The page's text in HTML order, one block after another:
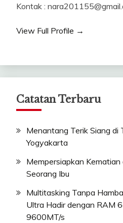
Kontak :
View Full Profile →
Catatan Terbaru
Menantang Terik Siang di
Yogyakarta
Mempersiapkan
Seorang Ibu
Multitasking Tanpa
Ultra Hadir dengan RAM
9600MT/s